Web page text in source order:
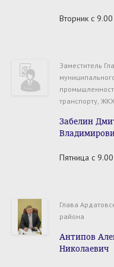
Вторник с
Заместитель
транспорту,
Забелин
Пятница с
Глава
района
Антипов
Николаевич